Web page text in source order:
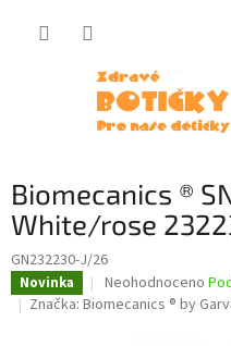
Biomecanics ®
White/rose
GN232230-J/26
Novinka
Průměrné
hodnocení
Neohodnoceno
Značka: Biomecanics ® by